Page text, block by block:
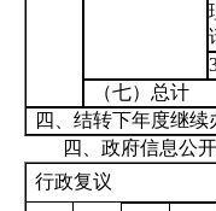
（七）总计
四、结转下年度继续
四、政府信息公
行政复议